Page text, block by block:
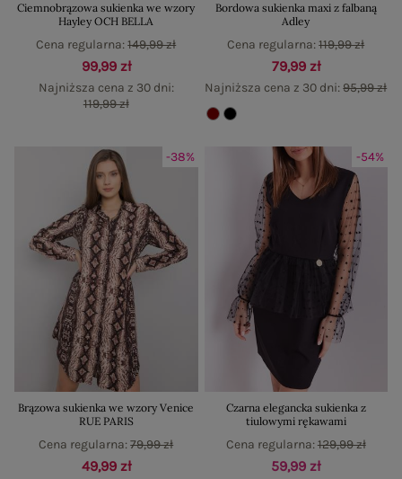
Ciemnobrązowa sukienka we wzory
Hayley OCH BELLA
99,99 zł
Najniższa cena z 30 dni:
119,99 zł
Cena regularna:149,99 zł
Bordowa sukienka maxi z falbaną
Adley
79,99 zł
Najniższa cena z 30 dni:95,99 zł
Cena regularna:119,99 zł
-38%
Brązowa sukienka we wzory Venice
RUE PARIS
49,99 zł
Cena regularna:79,99 zł
-54%
Czarna elegancka sukienka z
tiulowymi rękawami
59,99 zł
Cena regularna:129,99 zł